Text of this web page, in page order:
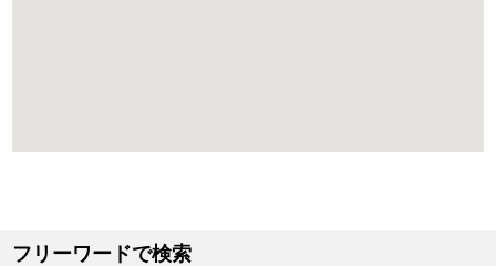
フリーワードで検索